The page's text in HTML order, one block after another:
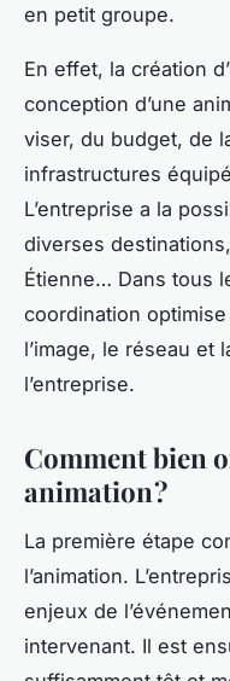
en petit groupe.
En effet, la création
conception d’une
viser, du budget, de
infrastructures
L’entreprise a la
diverses
Étienne… Dans tous
coordination
l’image, le réseau et
l’entreprise.
Comment bien
animation ?
La première étape
l’animation.
enjeux de
intervenant. Il est